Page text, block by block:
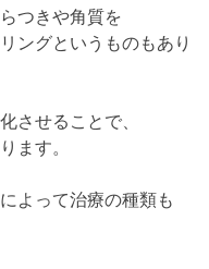
つきや角質を
ングというものもあり
させることで、
ます。
よって治療の種類も